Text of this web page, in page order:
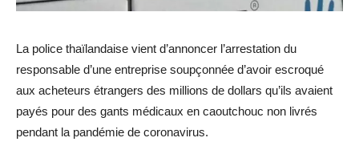
La police thaïlandaise vient d’annoncer l’arrestation du
responsable d’une entreprise soupçonnée d’avoir escroqué
aux acheteurs étrangers des millions de dollars qu’ils avaient
payés pour des gants médicaux en caoutchouc non livrés
pendant la pandémie de coronavirus.